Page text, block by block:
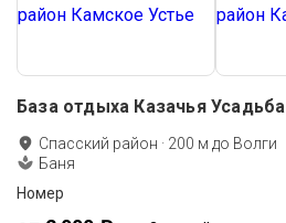
База отдыха Казачья Усадьба
Спасский район · 200 м до Волги
Баня
Номер